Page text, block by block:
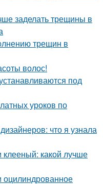
заделать трещины в
трещин в
волос!
под
уроков по
что я узнала
какой лучше